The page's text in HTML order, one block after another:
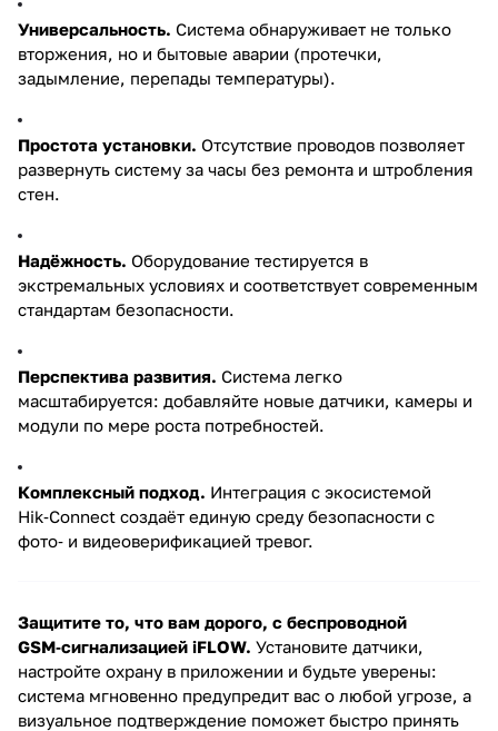
Универсальность. Система обнаруживает не только
вторжения, но и бытовые аварии (протечки,
задымление, перепады температуры).
Простота установки. Отсутствие проводов позволяет
развернуть систему за часы без ремонта и штробления
стен.
Надёжность. Оборудование тестируется в
экстремальных условиях и соответствует современным
стандартам безопасности.
Перспектива развития. Система легко
масштабируется: добавляйте новые датчики, камеры и
модули по мере роста потребностей.
Комплексный подход. Интеграция с экосистемой
Hik‑Connect создаёт единую среду безопасности с
фото‑ и видеоверификацией тревог.
Защитите то, что вам дорого, с беспроводной
GSM‑сигнализацией iFLOW. Установите датчики,
настройте охрану в приложении и будьте уверены:
система мгновенно предупредит вас о любой угрозе, а
визуальное подтверждение поможет быстро принять